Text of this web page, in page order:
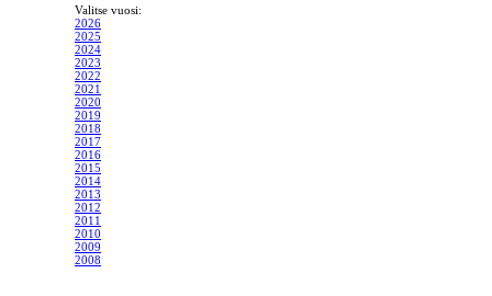
Valitse vuosi:
2026
2025
2024
2023
2022
2021
2020
2019
2018
2017
2016
2015
2014
2013
2012
2011
2010
2009
2008